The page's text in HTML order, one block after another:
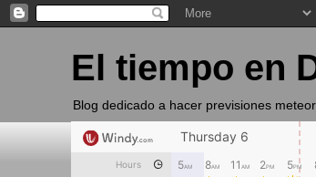
El tiempo en
Blog dedicado a hacer previsiones